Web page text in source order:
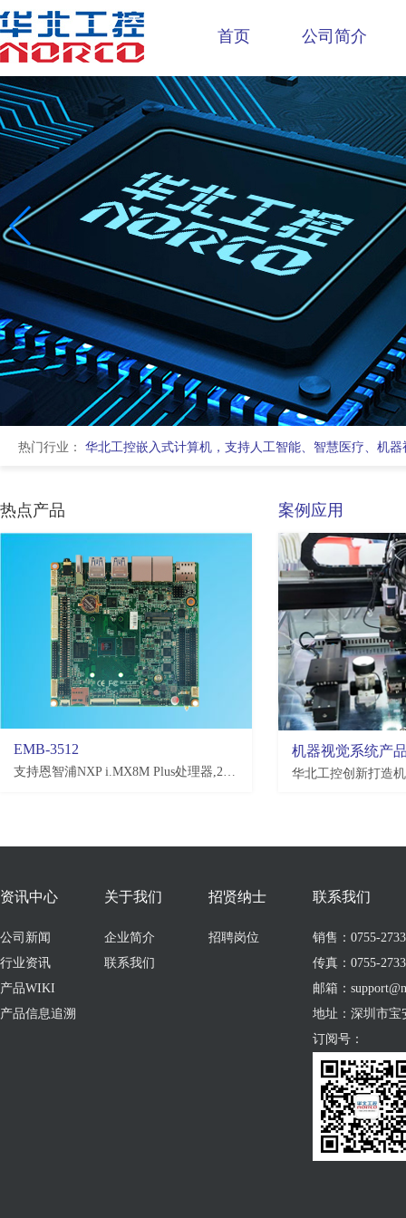
首页 公司简介
热门行业： 华北工控嵌入式计算机，支持人工智能、智慧医疗、机
热点产品
EMB-3512
案例应用
机器视觉系统产
资讯中心
公司新闻
行业资讯
产品WIKI
产品信息追溯
关于我们
企业简介
联系我们
招贤纳士
招聘岗位
联系我们
销售：0755-
传真：0755-
邮箱：
地址：深圳市宝
订阅号：